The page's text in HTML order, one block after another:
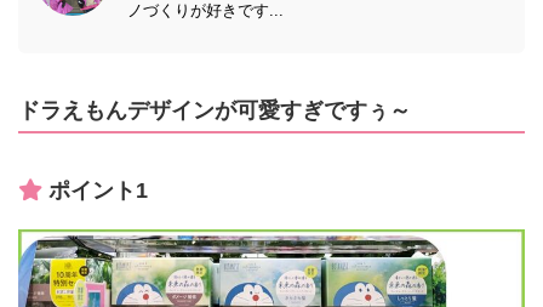
ノづくりが好きです...
ドラえもんデザインが可愛すぎですぅ～
ポイント1